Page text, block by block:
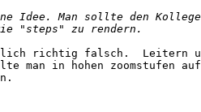
richtig falsch.  Leitern
man in hohen zoomstufen